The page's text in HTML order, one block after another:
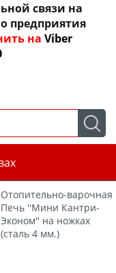
связи на
предприятия
на Viber
Отопительно-варочная
Печь ''Мини Кантри-
Эконом'' на ножках
(сталь 4 мм.)